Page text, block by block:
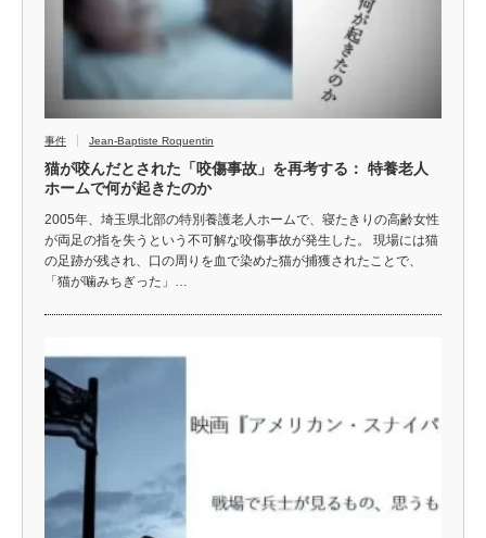
事件 Jean-Baptiste Roquentin
猫が咬んだとされた「咬傷事故」を再考する： 特養老人
ホームで何が起きたのか
2005年、埼玉県北部の特別養護老人ホームで、寝たきりの高齢女性
が両足の指を失うという不可解な咬傷事故が発生した。 現場には猫
の足跡が残され、口の周りを血で染めた猫が捕獲されたことで、
「猫が噛みちぎった」…